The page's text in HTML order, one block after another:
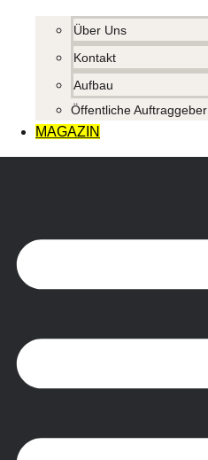
Über Uns
Kontakt
Aufbau
Öffentliche Auftraggeber
MAGAZIN